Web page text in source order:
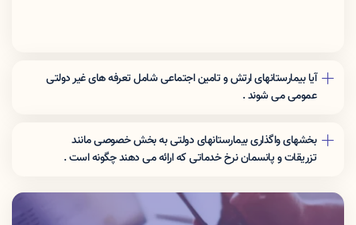
آیا بیمارستانهای ارتش و تامین اجتماعی شامل تعرفه های غیر دولتی
عمومی می شوند .
بخشهای واگذاری بیمارستانهای دولتی به بخش خصوصی مانند
تزریقات و پانسمان نرخ خدماتی که اراِئه می دهند چگونه است .